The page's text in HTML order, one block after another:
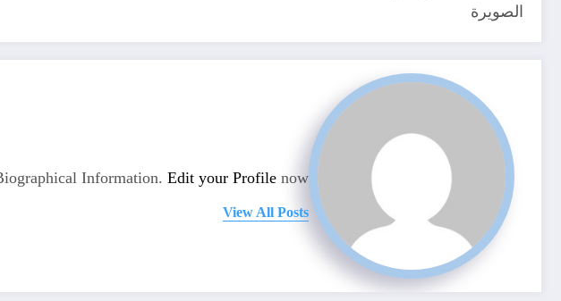
الصويرة
Information. Edit your Profile now.
View All Posts